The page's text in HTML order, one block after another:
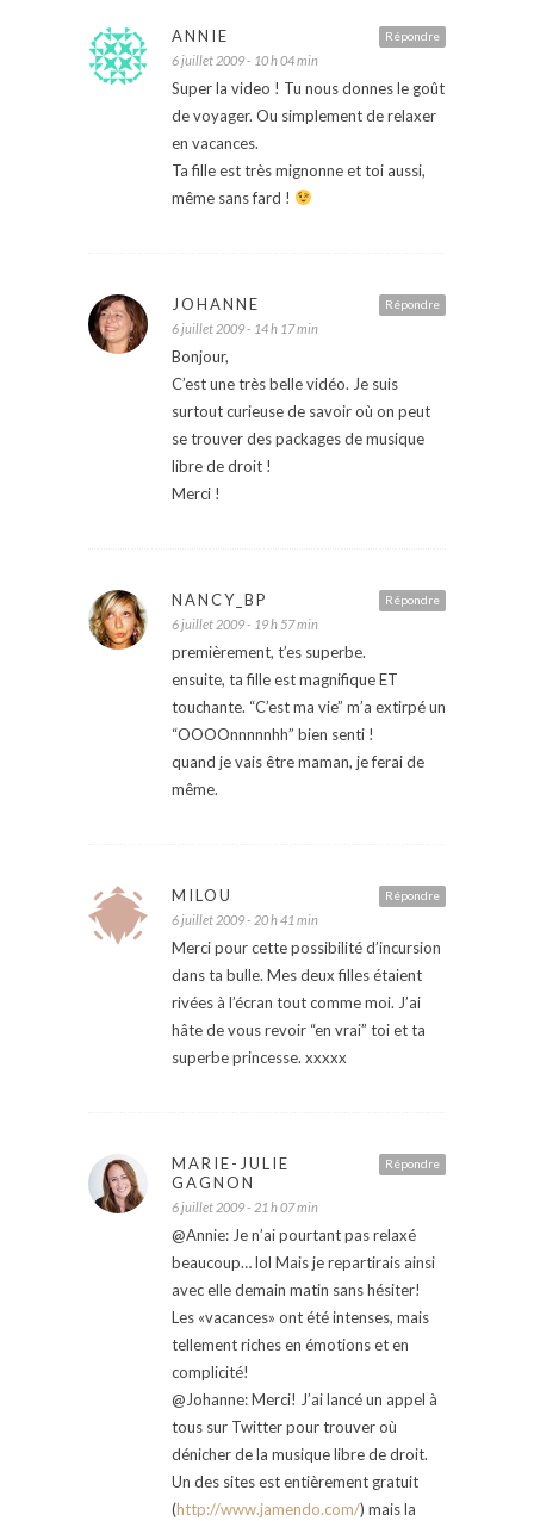
Répondre
ANNIE
6 juillet 2009 - 10 h 04 min
Super la video ! Tu nous donnes le goût
de voyager. Ou simplement de relaxer
en vacances.
Ta fille est très mignonne et toi aussi,
même sans fard !
Répondre
JOHANNE
6 juillet 2009 - 14 h 17 min
Bonjour,
C’est une très belle vidéo. Je suis
surtout curieuse de savoir où on peut
se trouver des packages de musique
libre de droit !
Merci !
Répondre
NANCY_BP
6 juillet 2009 - 19 h 57 min
premièrement, t’es superbe.
ensuite, ta fille est magnifique ET
touchante. “C’est ma vie” m’a extirpé un
“OOOOnnnnnhh” bien senti !
quand je vais être maman, je ferai de
même.
Répondre
MILOU
6 juillet 2009 - 20 h 41 min
Merci pour cette possibilité d’incursion
dans ta bulle. Mes deux filles étaient
rivées à l’écran tout comme moi. J’ai
hâte de vous revoir “en vrai” toi et ta
superbe princesse. xxxxx
Répondre
MARIE-JULIE
GAGNON
6 juillet 2009 - 21 h 07 min
@Annie: Je n’ai pourtant pas relaxé
beaucoup… lol Mais je repartirais ainsi
avec elle demain matin sans hésiter!
Les «vacances» ont été intenses, mais
tellement riches en émotions et en
complicité!
@Johanne: Merci! J’ai lancé un appel à
tous sur Twitter pour trouver où
dénicher de la musique libre de droit.
Un des sites est entièrement gratuit
(http://www.jamendo.com/) mais la